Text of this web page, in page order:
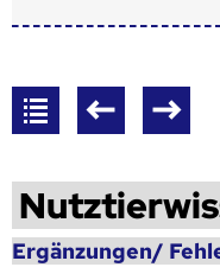
Ergänzungen/